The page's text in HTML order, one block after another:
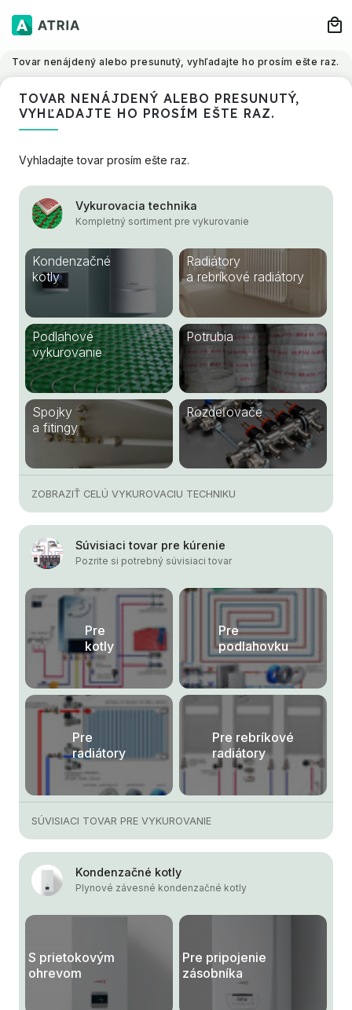
Tovar nenájdený alebo presunutý, vyhľadajte ho prosím ešte raz.
TOVAR NENÁJDENÝ ALEBO PRESUNUTÝ,
VYHĽADAJTE HO PROSÍM EŠTE RAZ.
Vyhladajte tovar prosím ešte raz.
Vykurovacia technika
Kompletný sortiment pre vykurovanie
Kondenzačné
kotly
Radiátory
a rebríkové radiátory
Podlahové
vykurovanie
Potrubia
Spojky
a fitingy
Rozdeľovače
ZOBRAZIŤ CELÚ VYKUROVACIU TECHNIKU
Súvisiaci tovar pre kúrenie
Pozrite si potrebný súvisiaci tovar
Pre
kotly
Pre
podlahovku
Pre
radiátory
Pre rebríkové
radiátory
SÚVISIACI TOVAR PRE VYKUROVANIE
Kondenzačné kotly
Plynové závesné kondenzačné kotly
S prietokovým
ohrevom
Pre pripojenie
zásobníka